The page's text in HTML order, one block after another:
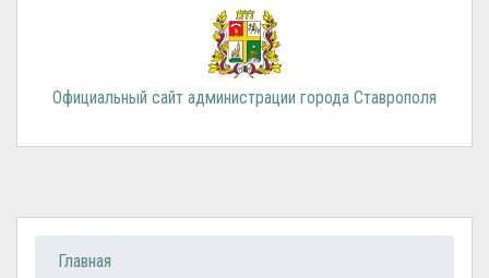
Официальный сайт администрации города Ставрополя
Вы здесь
Главная